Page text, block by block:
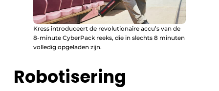
Kress introduceert de revolutionaire accu’s van de
8-minute CyberPack reeks, die in slechts 8 minuten
volledig opgeladen zijn.
Robotisering